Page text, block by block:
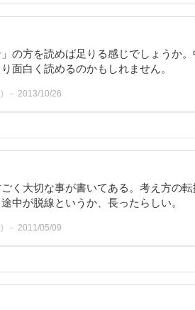
の方を読めば足りる感じでしょうか
面白く読めるのかもしれません。
) 2013/10/26
く大切な事が書いてある。考え方の
中が脱線というか、長ったらしい。
) 2011/05/09